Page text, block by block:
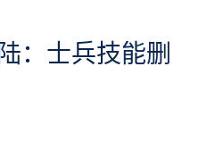
：士兵技能删